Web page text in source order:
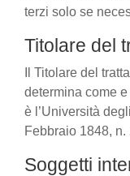
terzi solo se
Titolare del
Il Titolare del
determina come
è l’Università
Febbraio 1848,
Soggetti